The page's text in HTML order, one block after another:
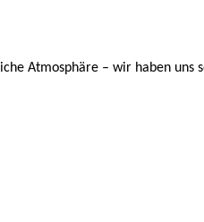
Atmosphäre – wir haben